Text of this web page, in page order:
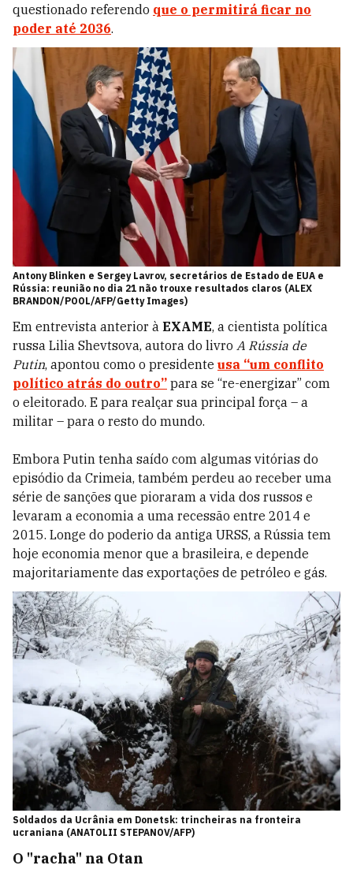
questionado referendo que o permitirá ficar no
poder até 2036.
Antony Blinken e Sergey Lavrov, secretários de Estado de EUA e
Rússia: reunião no dia 21 não trouxe resultados claros (ALEX
BRANDON/POOL/AFP/Getty Images)
Em entrevista anterior à EXAME, a cientista política
russa Lilia Shevtsova, autora do livro A Rússia de
Putin, apontou como o presidente usa “um conflito
político atrás do outro” para se “re-energizar” com
o eleitorado. E para realçar sua principal força – a
militar – para o resto do mundo.
Embora Putin tenha saído com algumas vitórias do
episódio da Crimeia, também perdeu ao receber uma
série de sanções que pioraram a vida dos russos e
levaram a economia a uma recessão entre 2014 e
2015. Longe do poderio da antiga URSS, a Rússia tem
hoje economia menor que a brasileira, e depende
majoritariamente das exportações de petróleo e gás.
Soldados da Ucrânia em Donetsk: trincheiras na fronteira
ucraniana (ANATOLII STEPANOV/AFP)
O "racha" na Otan